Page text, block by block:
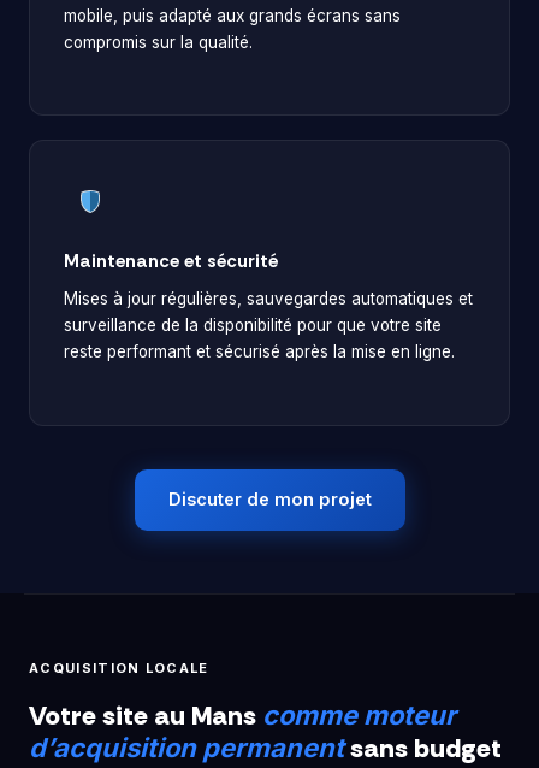
mobile, puis adapté aux grands écrans sans
compromis sur la qualité.
Maintenance et sécurité
Mises à jour régulières, sauvegardes automatiques et
surveillance de la disponibilité pour que votre site
reste performant et sécurisé après la mise en ligne.
Discuter de mon projet
ACQUISITION LOCALE
Votre site au Mans comme moteur
d’acquisition permanentsans budget